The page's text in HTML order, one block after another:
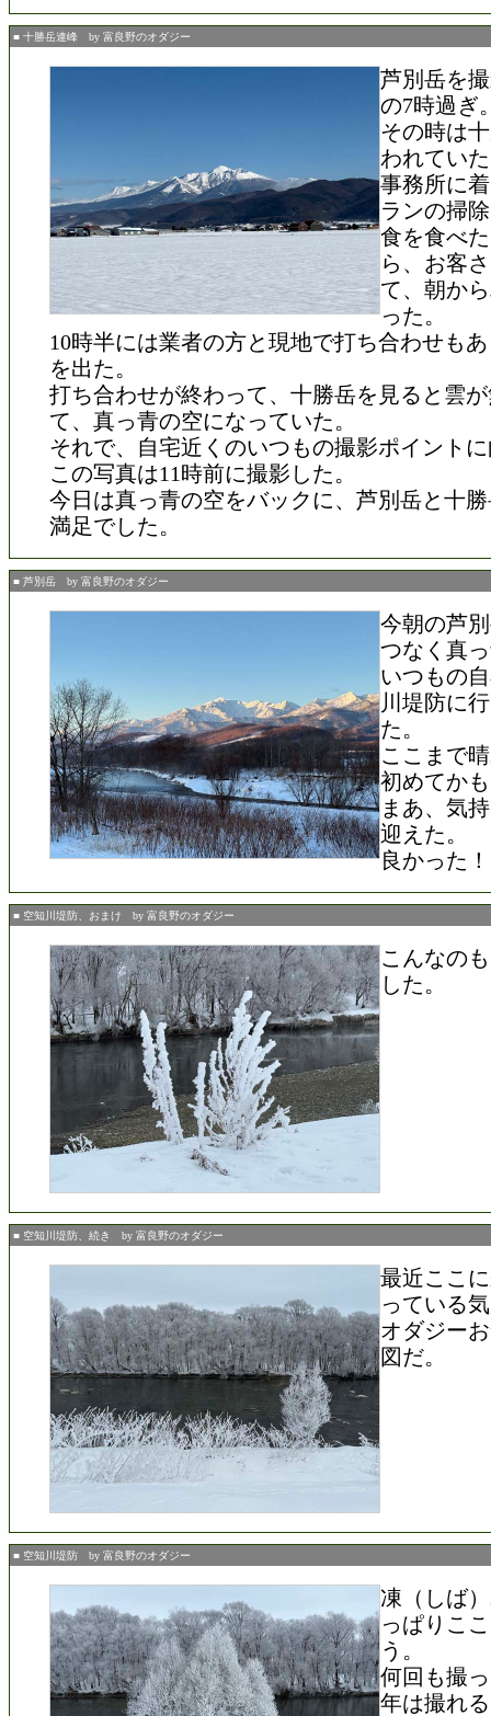
■ 十勝岳連峰 by 富良野のオダジー
芦別岳を
の7時過ぎ
その時は
われてい
事務所に
ランの掃
食を食べ
ら、お客
て、朝か
った。
10時半には業者の方と現地で打ち合わせも
を出た。
打ち合わせが終わって、十勝岳を見ると雲
て、真っ青の空になっていた。
それで、自宅近くのいつもの撮影ポイント
この写真は11時前に撮影した。
今日は真っ青の空をバックに、芦別岳と十
満足でした。
■ 芦別岳 by 富良野のオダジー
今朝の芦
つなく真
いつもの
川堤防に
た。
ここまで
初めてか
まあ、気
迎えた。
良かった！
■ 空知川堤防、おまけ by 富良野のオダジー
こんなの
した。
■ 空知川堤防、続き by 富良野のオダジー
最近ここ
っている
オダジー
図だ。
■ 空知川堤防 by 富良野のオダジー
凍（しば
っぱりこ
う。
何回も撮
年は撮れ